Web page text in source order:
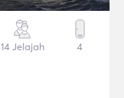
14 Jelajah 4